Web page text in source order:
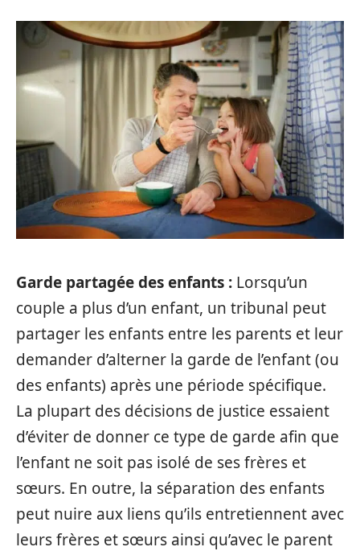
Garde partagée des enfants : Lorsqu’un
couple a plus d’un enfant, un tribunal peut
partager les enfants entre les parents et leur
demander d’alterner la garde de l’enfant (ou
des enfants) après une période spécifique.
La plupart des décisions de justice essaient
d’éviter de donner ce type de garde afin que
l’enfant ne soit pas isolé de ses frères et
sœurs. En outre, la séparation des enfants
peut nuire aux liens qu’ils entretiennent avec
leurs frères et sœurs ainsi qu’avec le parent